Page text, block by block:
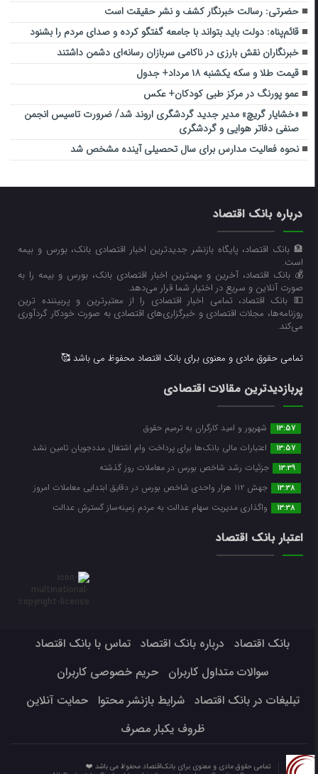
حضرتی: رسالت خبرنگار کشف و نشر حقیقت است
قائم‌پناه: دولت باید بتواند با جامعه گفتگو کرده و صدای مردم را بشنود
خبرنگاران نقش بارزی در ناکامی سربازان رسانه‌ای دشمن داشتند
قیمت طلا و سکه یکشنبه ۱۸ مرداد+ جدول
عمو پورنگ در مرکز طبی کودکان+ عکس
«خشایار گریچ» مدیر جدید گردشگری اروند شد/ ضرورت تاسیس انجمن
صنفی دفاتر هوایی و گردشگری
نحوه فعالیت مدارس برای سال تحصیلی آینده مشخص شد
درباره بانک اقتصاد
🏦 بانک اقتصاد، پایگاه بازنشر جدیدترین اخبار اقتصادی بانک، بورس و بیمه
است.
💰 بانک اقتصاد، آخرین و مهمترین اخبار اقتصادی بانک، بورس و بیمه را به
صورت آنلاین و سریع در اختیار شما قرار می‌‌دهد.
💵 بانک اقتصاد، تمامی اخبار اقتصادی را از معتبرترین و پربیننده ترین
روزنامه‌ها، مجلات اقتصادی و خبرگزاری‌های اقتصادی به صورت خودکار گردآوری
می‌کند.
تمامی حقوق مادی و معنوی برای بانک اقتصاد محفوظ می باشد 🥰
پربازدیدترین مقالات اقتصادی
13:57 شهریور و امید کارگران به ترمیم حقوق
13:57 اعتبارات مالی بانک‌ها برای پرداخت وام اشتغال مددجویان تامین نشد
13:39 جزئیات رشد شاخص بورس در معاملات روز گذشته
13:38 جهش ۱۱۲ هزار واحدی شاخص بورس در دقایق ابتدایی معاملات امروز
13:38 واگذاری مدیریت سهام عدالت به مردم زمینه‌ساز گسترش عدالت
اعتبار بانک اقتصاد
بانک اقتصاد درباره بانک اقتصاد
تماس با بانک اقتصاد
سوالات متداول کاربران
حریم خصوصی کاربران
تبلیغات در بانک اقتصاد
شرایط بازنشر محتوا
حمایت آنلاین
ظروف یکبار مصرف
تمامی حقوق مادی و معنوی برای بانک‌اقتصاد محفوظ می باشد ❤️